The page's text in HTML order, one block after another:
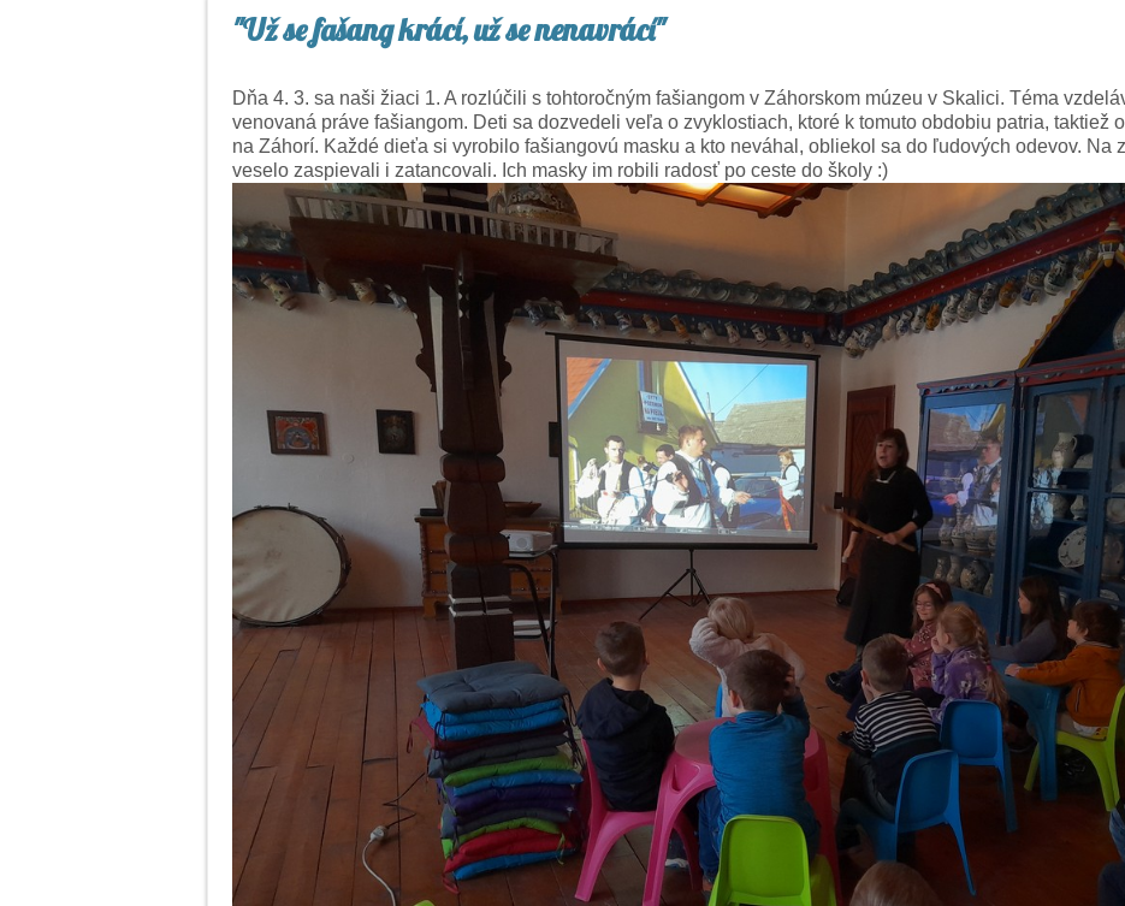
"Už se fašang krácí, už se nenavrácí"
Dňa 4. 3. sa naši žiaci 1. A rozlúčili s tohtoročným fašiangom v Záhorskom múzeu v Skalici. Téma
venovaná práve fašiangom. Deti sa dozvedeli veľa o zvyklostiach, ktoré k tomuto obdobiu patria, taktiež
na Záhorí. Každé dieťa si vyrobilo fašiangovú masku a kto neváhal, obliekol sa do ľudových odevov. Na
veselo zaspievali i zatancovali. Ich masky im robili radosť po ceste do školy :)